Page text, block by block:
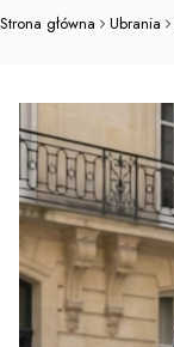
Strona główna Ubrania